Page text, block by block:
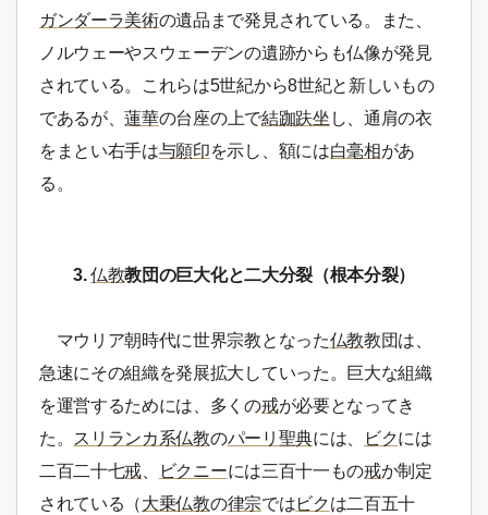
ガンダーラ美術の遺品まで発見されている。また、
ノルウェーやスウェーデンの遺跡からも仏像が発見
されている。これらは5世紀から8世紀と新しいもの
であるが、蓮華の台座の上で結跏趺坐 し、通肩の衣
をまとい右手は与願印を示し、額には白毫相があ
る。
3.仏教教団の巨大化と二大分裂（根本分裂）
マウリア朝時代に世界宗教となった仏教教団は、
急速にその組織を発展拡大していった。巨大な組織
を運営するためには、多くの戒が必要となってき
た。 スリランカ系仏教のパーリ聖典には、 ビクには
二百二十七戒 ビクニーには三百十一もの戒か制定
されている（大乗仏教の律宗ではビク は二百五十